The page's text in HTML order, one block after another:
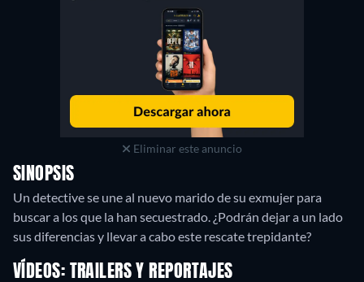
Eliminar este anuncio
SINOPSIS
Un detective se une al nuevo marido de su exmujer para
buscar a los que la han secuestrado. ¿Podrán dejar a un lado
sus diferencias y llevar a cabo este rescate trepidante?
VÍDEOS: TRAILERS Y REPORTAJES